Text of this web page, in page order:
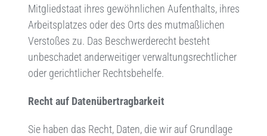
Mitgliedstaat ihres gewöhnlichen Aufenthalts, ihres
Arbeitsplatzes oder des Orts des mutmaßlichen
Verstoßes zu. Das Beschwerderecht besteht
unbeschadet anderweitiger verwaltungsrechtlicher
oder gerichtlicher Rechtsbehelfe.
Recht auf Datenübertragbarkeit
Sie haben das Recht, Daten, die wir auf Grundlage